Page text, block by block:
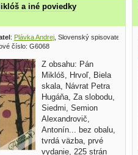
a iné poviedky
: Plávka Andrej , Slovenský spisovateľ 1957
číslo: G6068
Z obsahu: Pán
Miklóš, Hrvoľ, Biela
skala, Návrat Petra
Hugáňa, Za slobodu,
Siedmi, Semion
Alexandrovič,
Antonín... bez obalu,
tvrdá väzba, prvé
vydanie, 225 strán